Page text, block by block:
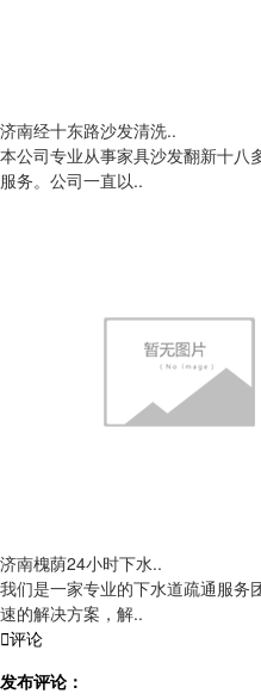
济南经十东路沙发清洗..
本公司专业从事家具沙发翻新十八
服务。公司一直以..
济南槐荫24小时下水..
我们是一家专业的下水道疏通服务
速的解决方案，解..
评论
发布评论：